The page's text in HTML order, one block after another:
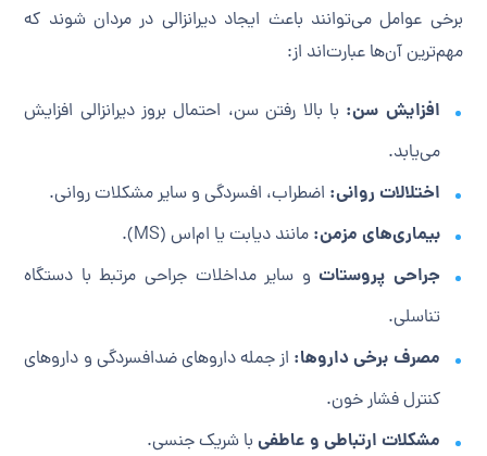
برخی عوامل می‌توانند باعث ایجاد دیرانزالی در مردان شوند که
مهم‌ترین آن‌ها عبارت‌اند از:
افزایش سن: با بالا رفتن سن، احتمال بروز دیرانزالی افزایش
می‌یابد.
اختلالات روانی: اضطراب، افسردگی و سایر مشکلات روانی.
بیماری‌های مزمن: مانند دیابت یا ام‌اس (MS).
جراحی پروستاتو سایر مداخلات جراحی مرتبط با دستگاه
تناسلی.
مصرف برخی داروها: از جمله داروهای ضدافسردگی و داروهای
کنترل فشار خون.
مشکلات ارتباطی و عاطفی با شریک جنسی.